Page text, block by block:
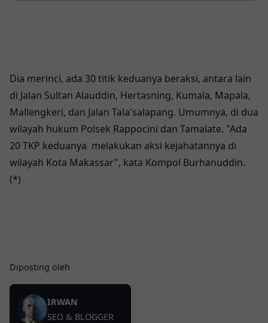
Dia merinci, ada 30 titik keduanya beraksi, antara lain
di Jalan Sultan Alauddin, Hertasning, Kumala, Mapala,
Mallengkeri, dan Jalan Tala'salapang. Umumnya, di dua
wilayah hukum Polsek Rappocini dan Tamalate. "Ada
20 TKP keduanya melakukan aksi kejahatannya di
wilayah Kota Makassar", kata Kompol Burhanuddin.
(*)
Diposting oleh
IRWAN
SEO & BLOGGER